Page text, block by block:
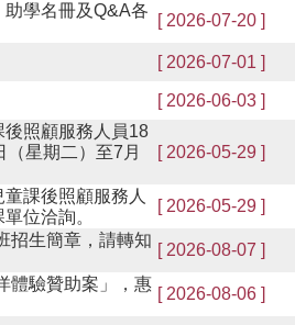
學名冊及Q&A各
[ 2026-07-20 ]
[ 2026-07-01 ]
[ 2026-06-03 ]
照顧服務人員18
星期二）至7月
[ 2026-05-29 ]
課後照顧服務人
位洽詢。
[ 2026-05-29 ]
招生簡章，請轉知
[ 2026-08-07 ]
體驗贊助案」，惠
[ 2026-08-06 ]